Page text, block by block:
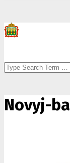
Search
Novyj-